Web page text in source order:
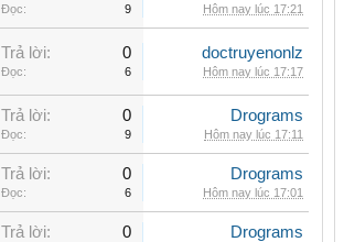
Đọc: 9 Hôm nay lúc 17:21
Trả lời: 0
Đọc: 6
doctruyenonlz
Hôm nay lúc 17:17
Trả lời: 0
Đọc: 9
Drograms
Hôm nay lúc 17:11
Trả lời: 0
Đọc: 6
Drograms
Hôm nay lúc 17:01
Trả lời: 0 Drograms